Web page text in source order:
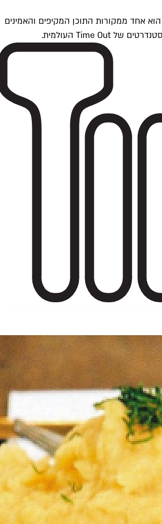
Time Outתל אביב הוא חלק מרשת Time Out Global — רשת מדיה בינלאומית הפועלת ב-360 ערים מרכזיות וב-60 מדינות ברחבי העולם. Time Out הוא אחד ממקורות התוכן המקיפים והאמינים